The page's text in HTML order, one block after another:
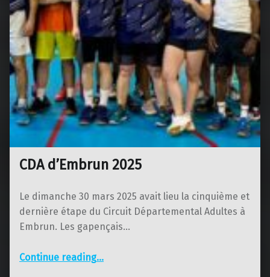
CDA d’Embrun 2025
Le dimanche 30 mars 2025 avait lieu la cinquième et
dernière étape du Circuit Départemental Adultes à
Embrun. Les gapençais…
Continue reading…